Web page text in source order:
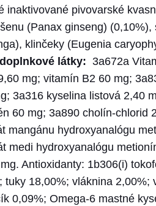
v
a
H
O
L
I
S
T
I
C
c
a
inaktivované pivovarské
(Panax ginseng)
klinčeky (Eugenia
látky: 3a672a
mg; vitamín B2 60 mg;
3a316 kyselina listová 2,40
60 mg; 3a890 cholín-chlorid
mangánu hydroxyanalógu
medi hydroxyanalógu
Antioxidanty: 1b306(i)
tuky 18,00%; vláknina
0,09%; Omega-6 mastné